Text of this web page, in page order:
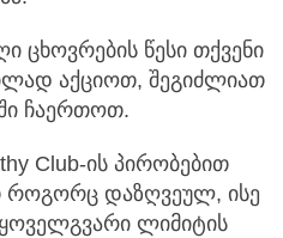
ცხოვრების წესი თქვენი
აქციოთ, შეგიძლიათ
ჩაერთოთ.
Club-ის პირობებით
როგორც დაზღვეულ, ისე
ლიმიტის